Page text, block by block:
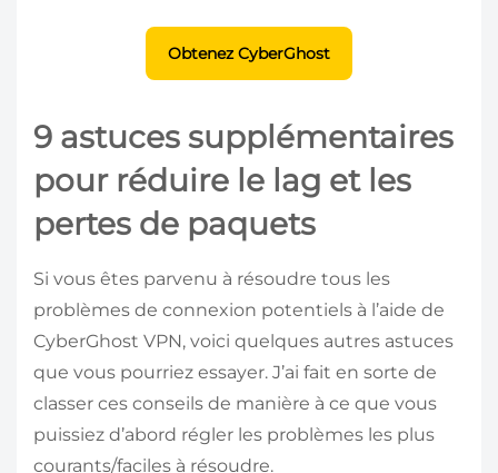
Obtenez CyberGhost
9 astuces supplémentaires
pour réduire le lag et les
pertes de paquets
Si vous êtes parvenu à résoudre tous les
problèmes de connexion potentiels à l’aide de
CyberGhost VPN, voici quelques autres astuces
que vous pourriez essayer. J’ai fait en sorte de
classer ces conseils de manière à ce que vous
puissiez d’abord régler les problèmes les plus
courants/faciles à résoudre.